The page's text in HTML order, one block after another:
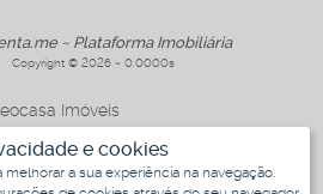
e cookies
a sua experiência na navegação.
~ Plataforma Imobiliária
Copyright © 2026 ~ 0.0000s
Imóveis